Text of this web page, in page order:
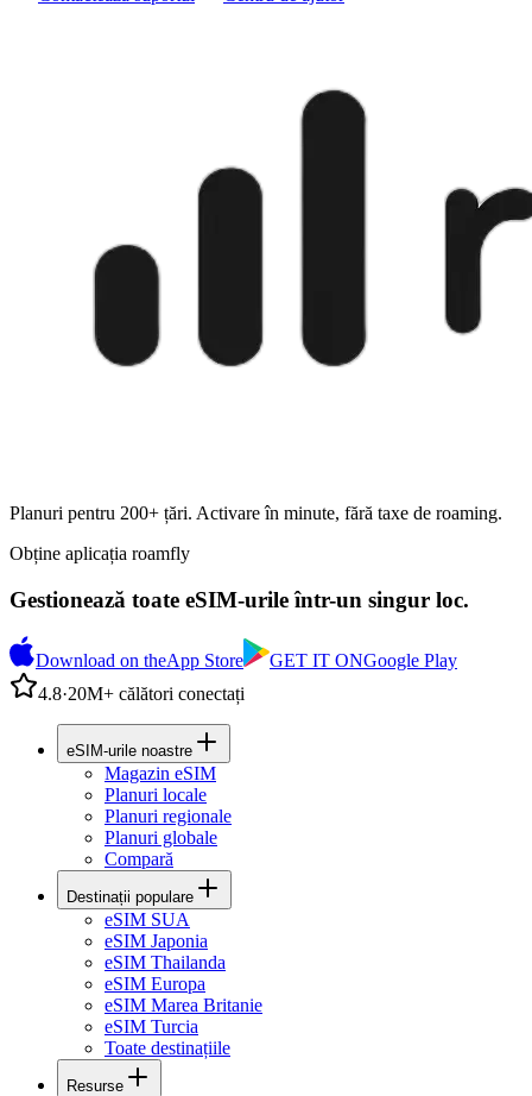
Planuri pentru 200+ țări. Activare în minute, fără taxe de roaming.
Obține aplicația roamfly
Gestionează toate eSIM-urile într-un singur loc.
Download on theApp Store GET IT ONGoogle Play
4.8·20M+ călători conectați
eSIM-urile noastre
Magazin eSIM
Planuri locale
Planuri regionale
Planuri globale
Compară
Destinații populare
eSIM SUA
eSIM Japonia
eSIM Thailanda
eSIM Europa
eSIM Marea Britanie
eSIM Turcia
Toate destinațiile
Resurse